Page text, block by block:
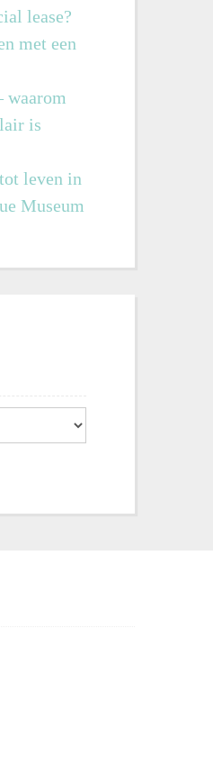
lease?
met een
waarom
is
leven in
Museum